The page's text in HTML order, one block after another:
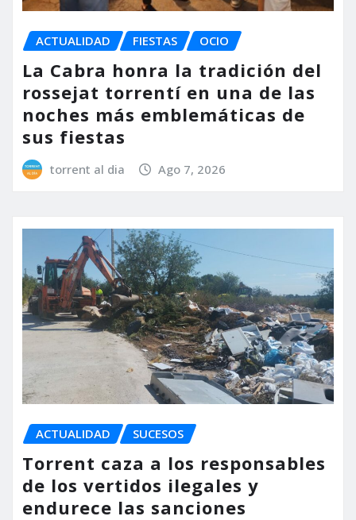
ACTUALIDAD FIESTAS OCIO
La Cabra honra la tradición del
rossejat torrentí en una de las
noches más emblemáticas de
sus fiestas
torrent al dia Ago 7, 2026
ACTUALIDAD SUCESOS
Torrent caza a los responsables
de los vertidos ilegales y
endurece las sanciones